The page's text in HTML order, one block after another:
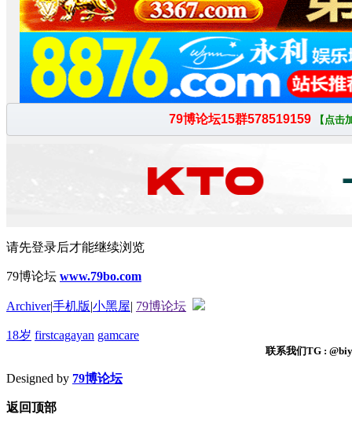
请先登录后才能继续浏览
79博论坛 www.79bo.com
Archiver|手机版|小黑屋| 79博论坛
18岁 firstcagayan gamcare
联系我们TG :
Designed by 79博论坛
返回顶部